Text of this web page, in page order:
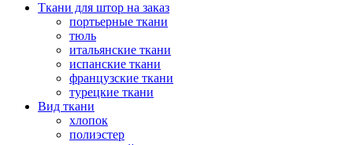
Ткани для штор на заказ
портьерные ткани
тюль
итальянские ткани
испанские ткани
французские ткани
турецкие ткани
Вид ткани
хлопок
полиэстер